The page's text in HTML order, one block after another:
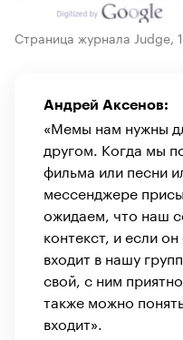
Страница журнала Judge,
Андрей Аксенов:
«Мемы нам нужны
другом. Когда мы
фильма или песни
мессенджере
ожидаем, что наш
контекст, и если
входит в нашу
свой, с ним
также можно
входит».